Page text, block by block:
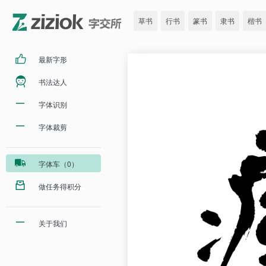
草书 行书 篆书 隶书 楷书
最新字形
书法达人
字体识别
字体裁剪
字体车（0）
做任务得积分
关于我们